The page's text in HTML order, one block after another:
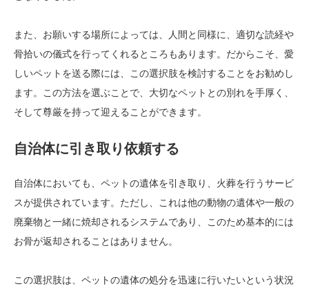
また、お願いする場所によっては、人間と同様に、適切な読経や
骨拾いの儀式を行ってくれるところもあります。だからこそ、愛
しいペットを送る際には、この選択肢を検討することをお勧めし
ます。この方法を選ぶことで、大切なペットとの別れを手厚く、
そして尊厳を持って迎えることができます。
自治体に引き取り依頼する
自治体においても、ペットの遺体を引き取り、火葬を行うサービ
スが提供されています。ただし、これは他の動物の遺体や一般の
廃棄物と一緒に焼却されるシステムであり、このため基本的には
お骨が返却されることはありません。
この選択肢は、ペットの遺体の処分を迅速に行いたいという状況